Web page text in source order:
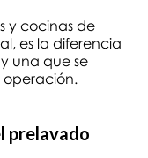
y cocinas de
es la diferencia
una que se
prelavado